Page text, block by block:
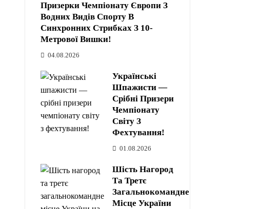
Призерки Чемпіонату Європи З
Водних Видів Спорту В
Синхронних Стрибках З 10-
Метрової Вишки!
04.08.2026
Українські
Шпажисти —
Срібні Призери
Чемпіонату
Світу З
Фехтування!
01.08.2026
Шість Нагород
Та Третє
Загальнокомандне
Місце України